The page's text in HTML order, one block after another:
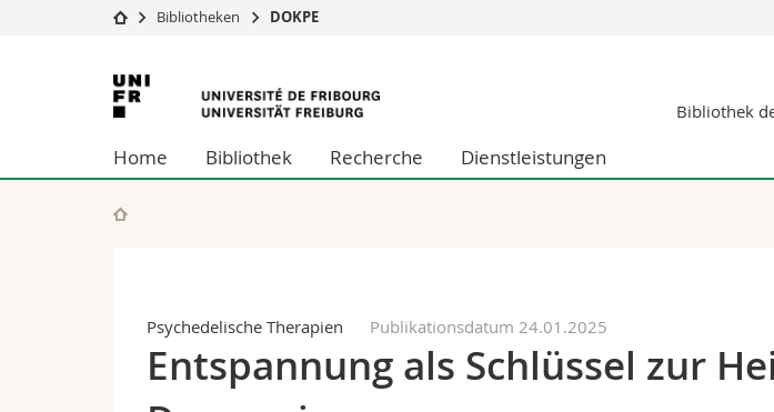
Universität
Studium
Forschung
Universität
Wirtschafts- und Sozialwissenschaftliche Fak.
Philosophische Fak.
Bibliotheken DOKPE
Universität
Freiburg
Bibliothek
Home Bibliothek Recherche Dienstleistungen
Psychedelische Therapien Publikationsdatum 24.01.2025
Entspannung als Schlüssel zur